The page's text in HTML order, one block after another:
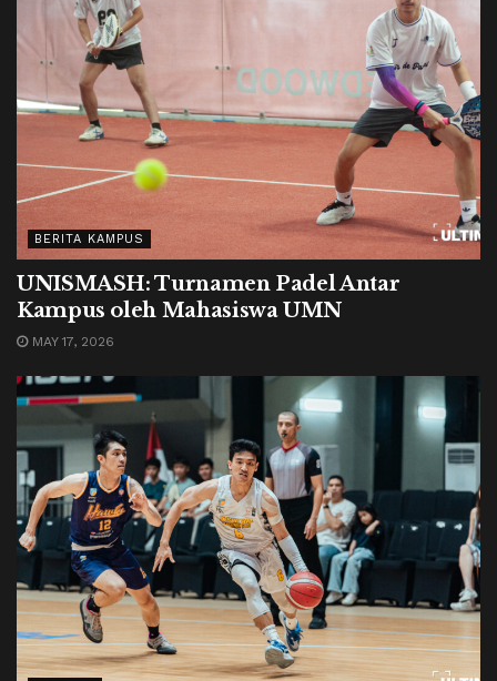
BERITA KAMPUS
UNISMASH: Turnamen Padel Antar
Kampus oleh Mahasiswa UMN
MAY 17, 2026